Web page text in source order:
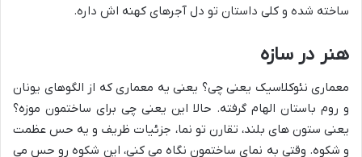
ساخته شده و کلی داستان تو دل آجرهای کهنه اش داره.
هنر در سازه
معماری نئوکلاسیک یعنی چی؟ یعنی یه معماری که از الگوهای یونان
و روم باستان الهام گرفته. حالا این یعنی چی برای ساختمون موزه؟
یعنی ستون های بلند، تقارن تو نما، جزئیات ظریف و یه حس عظمت
و شکوه. وقتی به نمای ساختمون نگاه می کنی، این شکوه رو حس می